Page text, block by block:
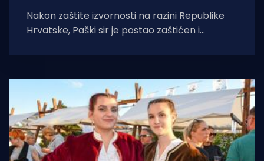
Nakon zaštite izvornosti na razini Republike
Hrvatske, Paški sir je postao zaštićen i
poseban